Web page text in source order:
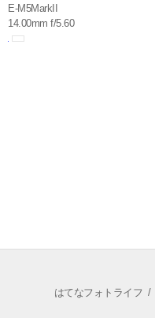
E-M5MarkII
14.00mm f/5.60
はてなフォトライフ /